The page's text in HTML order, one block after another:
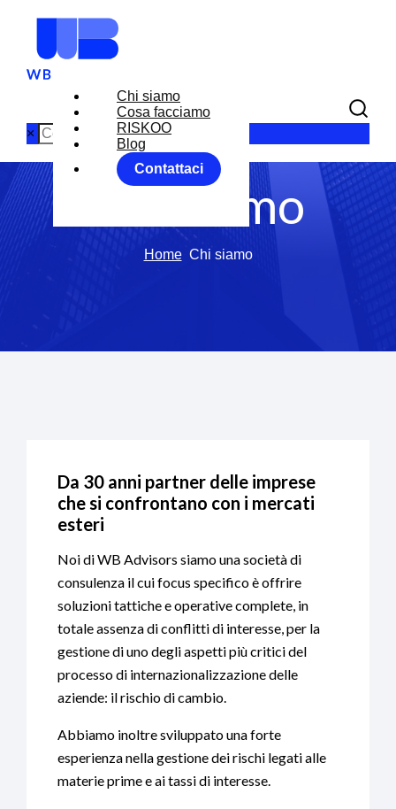
Chi siamo
Cosa facciamo
RISKOO
Blog
Contattaci
×
Chi siamo
Home Chi siamo
Da 30 anni partner delle imprese
che si confrontano con i mercati
esteri
Noi di WB Advisors siamo una società di
consulenza il cui focus specifico è offrire
soluzioni tattiche e operative complete, in
totale assenza di conflitti di interesse, per la
gestione di uno degli aspetti più critici del
processo di internazionalizzazione delle
aziende: il rischio di cambio.
Abbiamo inoltre sviluppato una forte
esperienza nella gestione dei rischi legati alle
materie prime e ai tassi di interesse.